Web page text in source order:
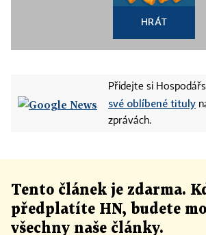
HRÁT
Přidejte si
své oblíbené tituly
zprávách.
Tento článek je zdarma.
předplatíte HN, budete
všechny naše články.